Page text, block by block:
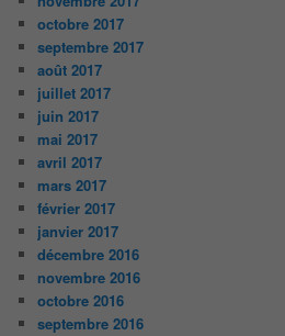
octobre 2017
septembre 2017
août 2017
juillet 2017
juin 2017
mai 2017
avril 2017
mars 2017
février 2017
janvier 2017
décembre 2016
novembre 2016
octobre 2016
septembre 2016